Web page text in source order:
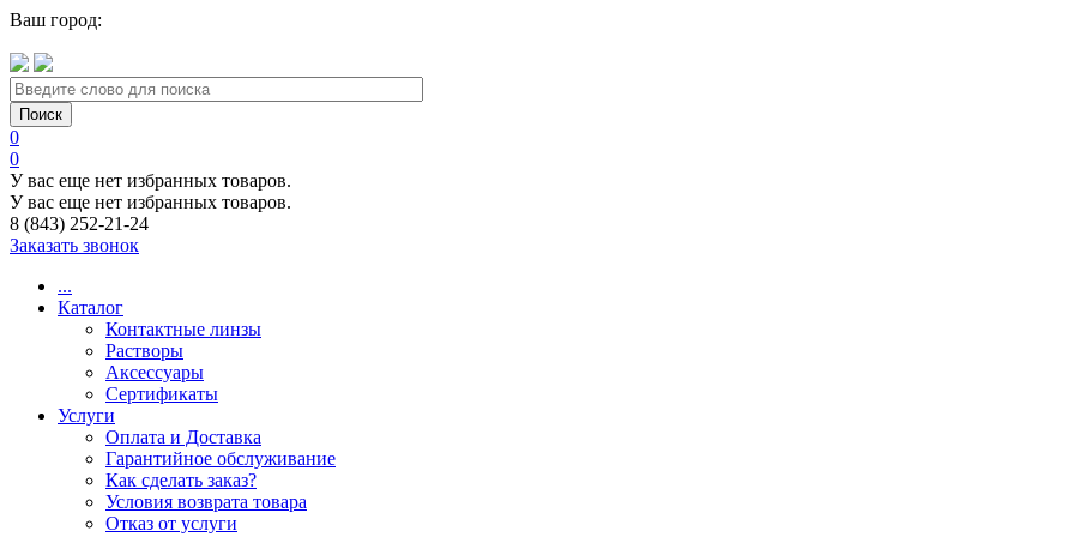
Ваш город:
0
0
У вас еще нет избранных товаров.
У вас еще нет избранных товаров.
8 (843) 252-21-24
Заказать звонок
...
Каталог
Контактные линзы
Растворы
Аксессуары
Сертификаты
Услуги
Оплата и Доставка
Гарантийное обслуживание
Как сделать заказ?
Условия возврата товара
Отказ от услуги